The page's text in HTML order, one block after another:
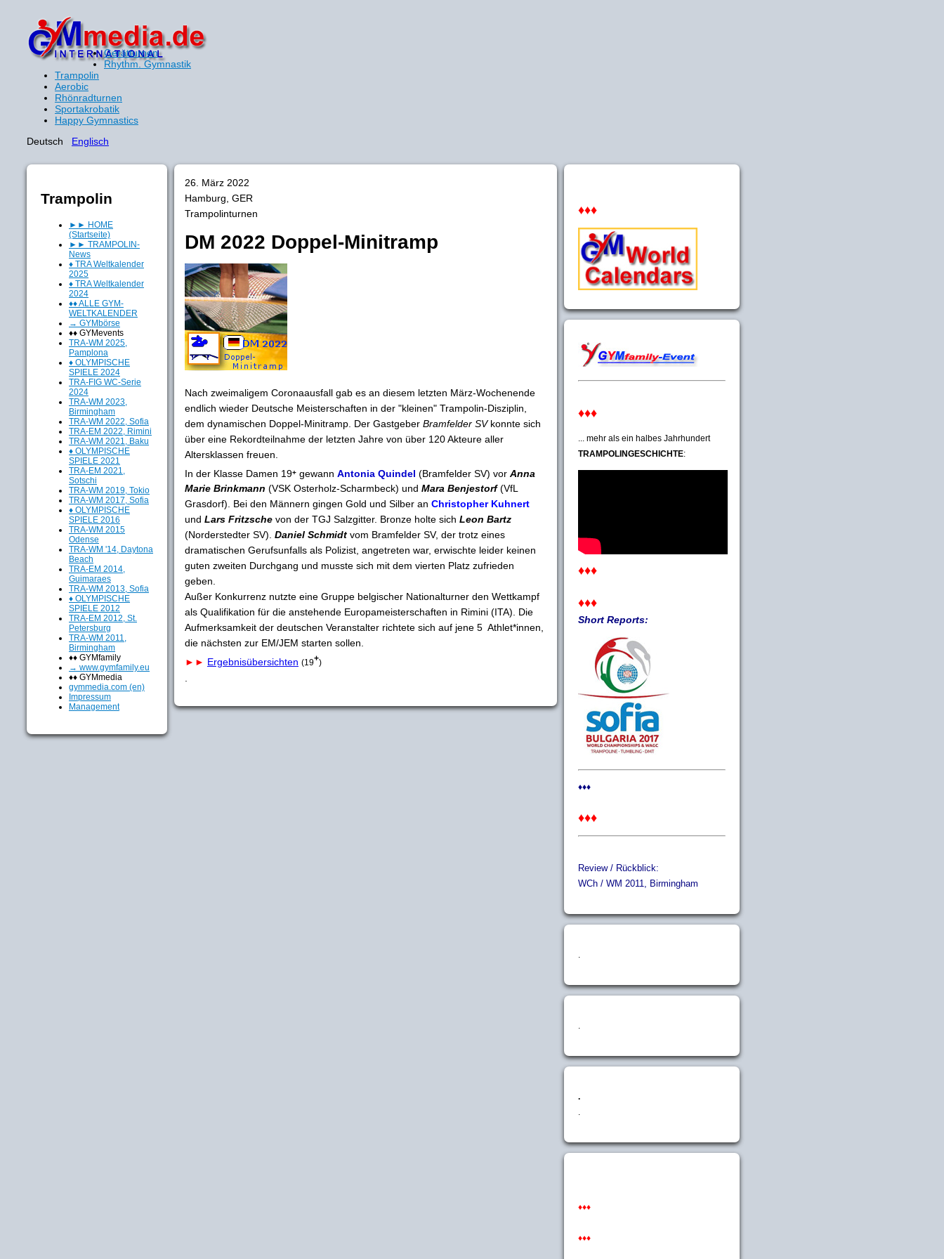
Gerätturnen
Rhythm. Gymnastik
Trampolin
Aerobic
Rhönradturnen
Sportakrobatik
Happy Gymnastics
Deutsch Englisch
Trampolin
►► HOME
(Startseite)
►► TRAMPOLIN-
News
♦ TRA Weltkalender
2025
♦ TRA Weltkalender
2024
♦♦ ALLE GYM-
WELTKALENDER
→ GYMbörse
♦♦ GYMevents
TRA-WM 2025,
Pamplona
♦ OLYMPISCHE
SPIELE 2024
TRA-FIG WC-Serie
2024
TRA-WM 2023,
Birmingham
TRA-WM 2022, Sofia
TRA-EM 2022, Rimini
TRA-WM 2021, Baku
♦ OLYMPISCHE
SPIELE 2021
TRA-EM 2021,
Sotschi
TRA-WM 2019, Tokio
TRA-WM 2017, Sofia
♦ OLYMPISCHE
SPIELE 2016
TRA-WM 2015
Odense
TRA-WM '14, Daytona
Beach
TRA-EM 2014,
Guimaraes
TRA-WM 2013, Sofia
♦ OLYMPISCHE
SPIELE 2012
TRA-EM 2012, St.
Petersburg
TRA-WM 2011,
Birmingham
♦♦ GYMfamily
→ www.gymfamily.eu
♦♦ GYMmedia
gymmedia.com (en)
Impressum
Management
26. März 2022
Hamburg, GER
Trampolinturnen
DM 2022 Doppel-Minitramp
Nach zweimaligem Coronaausfall gab es an diesem letzten März-Wochenende
endlich wieder Deutsche Meisterschaften in der "kleinen" Trampolin-Disziplin,
dem dynamischen Doppel-Minitramp. Der Gastgeber Bramfelder SVkonnte sich
über eine Rekordteilnahme der letzten Jahre von über 120 Akteure aller
Altersklassen freuen.
In der Klasse Damen 19+ gewann Antonia Quindel (Bramfelder SV) vor Anna
Marie Brinkmann (VSK Osterholz-Scharmbeck) und Mara Benjestorf(VfL
Grasdorf). Bei den Männern gingen Gold und Silber an Christopher Kuhnert
und Lars Fritzsche von der TGJ Salzgitter. Bronze holte sich Leon Bartz
(Norderstedter SV). Daniel Schmidt vom Bramfelder SV, der trotz eines
dramatischen Gerufsunfalls als Polizist, angetreten war, erwischte leider keinen
guten zweiten Durchgang und musste sich mit dem vierten Platz zufrieden
geben.
Außer Konkurrenz nutzte eine Gruppe belgischer Nationalturner den Wettkampf
als Qualifikation für die anstehende Europameisterschaften in Rimini (ITA). Die
Aufmerksamkeit der deutschen Veranstalter richtete sich auf jene 5 Athlet*innen,
die nächsten zur EM/JEM starten sollen.
►► Ergebnisübersichten (19+)
♦♦♦
♦♦♦
... mehr als ein halbes Jahrhundert
TRAMPOLINGESCHICHTE:
♦♦♦
♦♦♦
Short Reports:
♦♦♦
♦♦♦
Review / Rückblick:
WCh / WM 2011, Birmingham
.
.
.
.
♦♦♦
♦♦♦